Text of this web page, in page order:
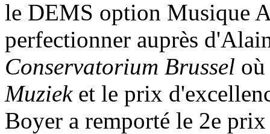
le DEMS option Musique
perfectionner auprès
Conservatorium Brussel
Muzieket le prix
Boyer a remporté le 2e prix